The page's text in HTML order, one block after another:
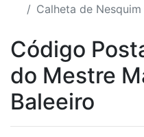
Calheta de Nesquim
Código
do Mestre
Baleeiro